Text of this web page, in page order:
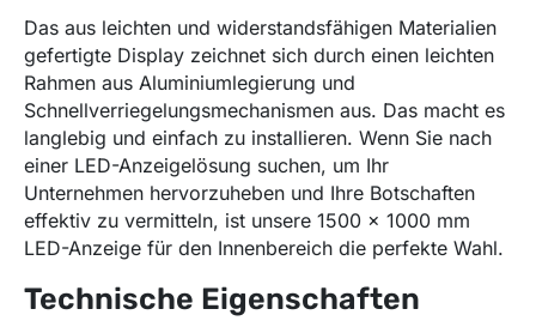
Das aus leichten und widerstandsfähigen Materialien
gefertigte Display zeichnet sich durch einen leichten
Rahmen aus Aluminiumlegierung und
Schnellverriegelungsmechanismen aus. Das macht es
langlebig und einfach zu installieren. Wenn Sie nach
einer LED-Anzeigelösung suchen, um Ihr
Unternehmen hervorzuheben und Ihre Botschaften
effektiv zu vermitteln, ist unsere 1500 x 1000 mm
LED-Anzeige für den Innenbereich die perfekte Wahl.
Technische Eigenschaften